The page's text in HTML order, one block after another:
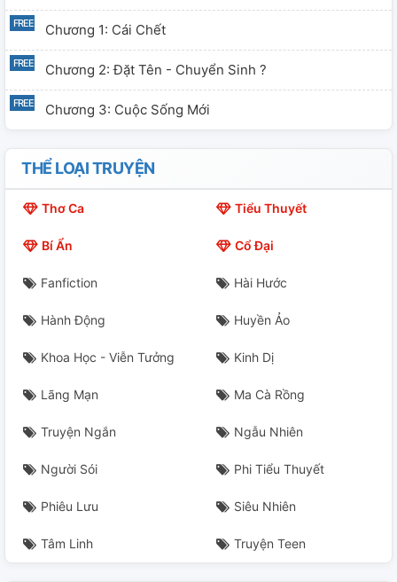
Chương 1: Cái Chết
Chương 2: Đặt Tên - Chuyển Sinh ?
Chương 3: Cuộc Sống Mới
THỂ LOẠI TRUYỆN
Thơ Ca Tiểu Thuyết
Bí Ẩn Cổ Đại
Fanfiction Hài Hước
Hành Động Huyền Ảo
Khoa Học - Viễn Tưởng Kinh Dị
Lãng Mạn Ma Cà Rồng
Truyện Ngắn Ngẫu Nhiên
Người Sói Phi Tiểu Thuyết
Phiêu Lưu Siêu Nhiên
Tâm Linh Truyện Teen